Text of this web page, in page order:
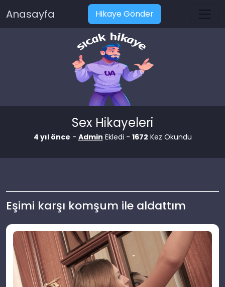
Anasayfa Hikaye Gönder
Sex Hikayeleri
4 yıl önce - Admin Ekledi - 1672 Kez Okundu
Eşimi karşı komşum ile aldattım